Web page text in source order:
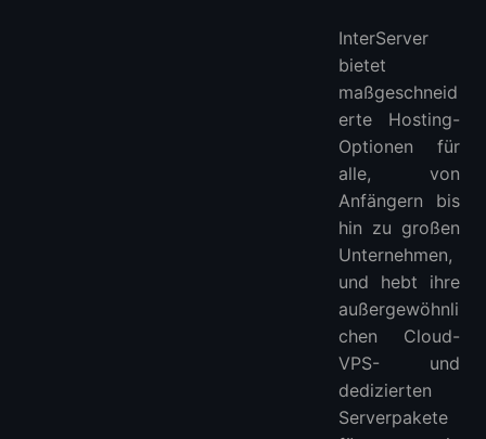
InterServer
bietet
maßgeschneid
erte Hosting-
Optionen für
alle, von
Anfängern bis
hin zu großen
Unternehmen,
und hebt ihre
außergewöhnli
chen Cloud-
VPS- und
dedizierten
Serverpakete